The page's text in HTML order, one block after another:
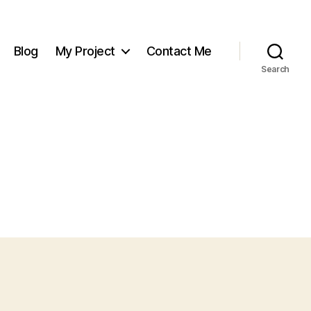
Blog My Project Contact Me
Search